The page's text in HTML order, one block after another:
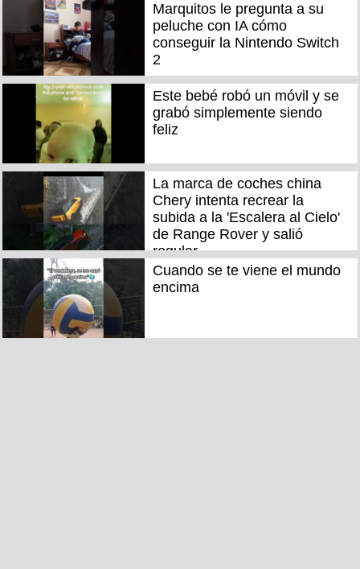
Marquitos le pregunta a su
peluche con IA cómo
conseguir la Nintendo Switch
2
Este bebé robó un móvil y se
grabó simplemente siendo
feliz
La marca de coches china
Chery intenta recrear la
subida a la 'Escalera al Cielo'
de Range Rover y salió
regular
Cuando se te viene el mundo
encima